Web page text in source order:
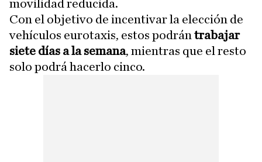
movilidad reducida.
Con el objetivo de incentivar la elección de
vehículos eurotaxis, estos podrán trabajar
siete días a la semana, mientras que el resto
solo podrá hacerlo cinco.